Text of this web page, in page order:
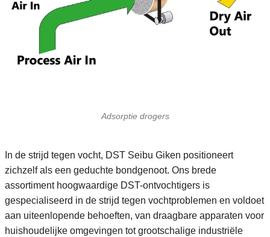
Adsorptie drogers
In de strijd tegen vocht, DST Seibu Giken positioneert
zichzelf als een geduchte bondgenoot. Ons brede
assortiment hoogwaardige DST-ontvochtigers is
gespecialiseerd in de strijd tegen vochtproblemen en voldoet
aan uiteenlopende behoeften, van draagbare apparaten voor
huishoudelijke omgevingen tot grootschalige industriële